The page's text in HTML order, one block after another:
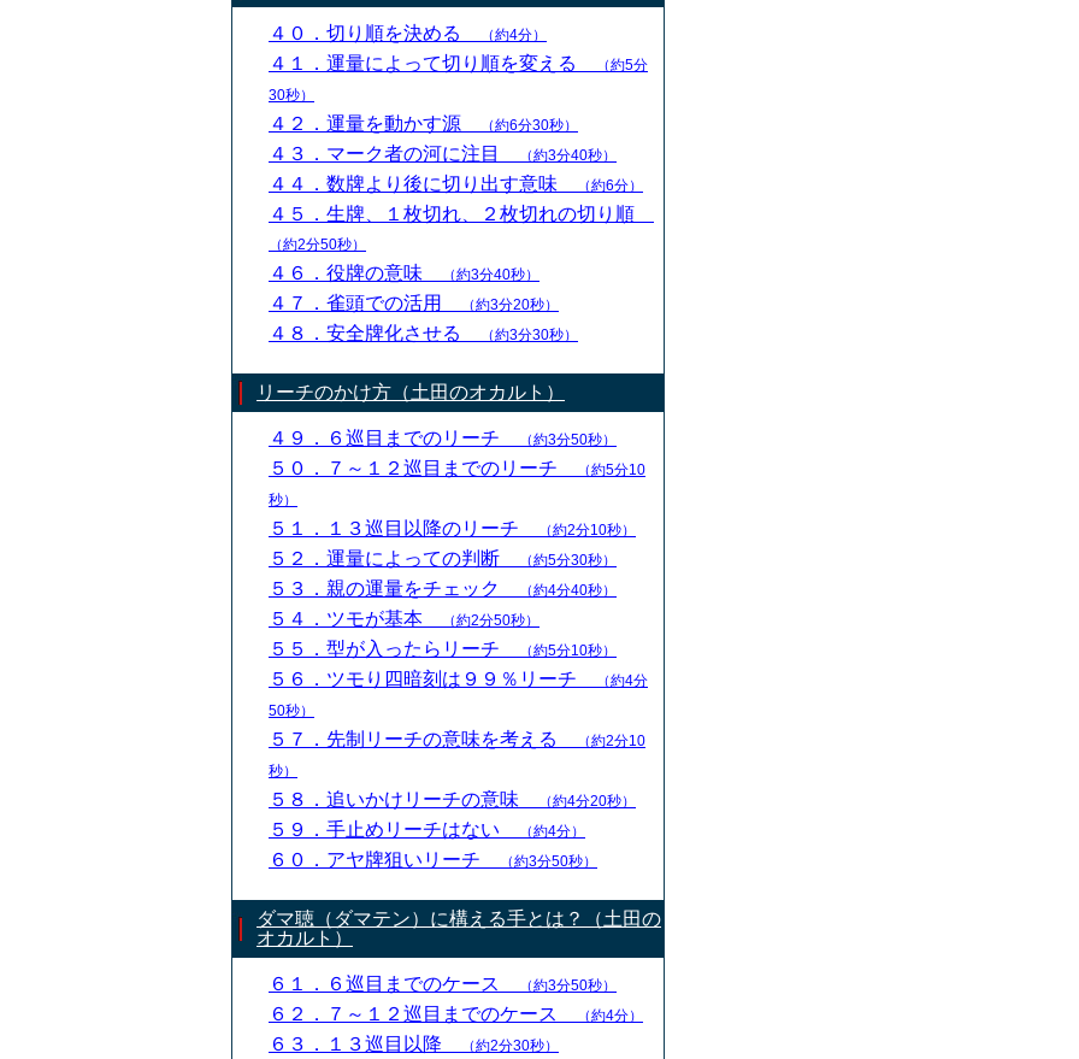
４０．切り順を決める （約4分）
４１．運量によって切り順を変える
（約5分
30秒）
４２．運量を動かす源 （約6分30秒）
４３．マーク者の河に注目 （約3分40秒）
４４．数牌より後に切り出す意味 （約6分）
４５．生牌、１枚切れ、２枚切れの切り順
（約2分50秒）
４６．役牌の意味 （約3分40秒）
４７．雀頭での活用 （約3分20秒）
４８．安全牌化させる （約3分30秒）
リーチのかけ方（土田のオカルト）
４９．６巡目までのリーチ （約3分50秒）
５０．７～１２巡目までのリーチ
（約5分10
秒）
５１．１３巡目以降のリーチ （約2分10秒）
５２．運量によっての判断 （約5分30秒）
５３．親の運量をチェック （約4分40秒）
５４．ツモが基本 （約2分50秒）
５５．型が入ったらリーチ （約5分10秒）
５６．ツモり四暗刻は９９％リーチ
（約4分
50秒）
５７．先制リーチの意味を考える
（約2分10
秒）
５８．追いかけリーチの意味 （約4分20秒）
５９．手止めリーチはない （約4分）
６０．アヤ牌狙いリーチ （約3分50秒）
ダマ聴（ダマテン）に構える手とは？（土田の
オカルト）
６１．６巡目までのケース （約3分50秒）
６２．７～１２巡目までのケース （約4分）
６３．１３巡目以降 （約2分30秒）